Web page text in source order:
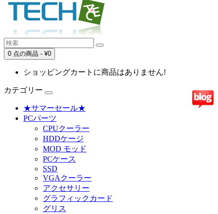
0 点の商品 - ¥0
ショッピングカートに商品はありません!
カテゴリー
★サマーセール★
PCパーツ
CPUクーラー
HDDケージ
MOD モッド
PCケース
SSD
VGAクーラー
アクセサリー
グラフィックカード
グリス